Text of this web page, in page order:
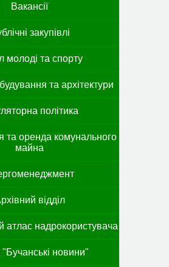
Вакансії
закупівлі
молоді та спорту
та архітектури
політика
та оренда комунального
майна
відділ
атлас надрокористувача
"Бучанські новини"